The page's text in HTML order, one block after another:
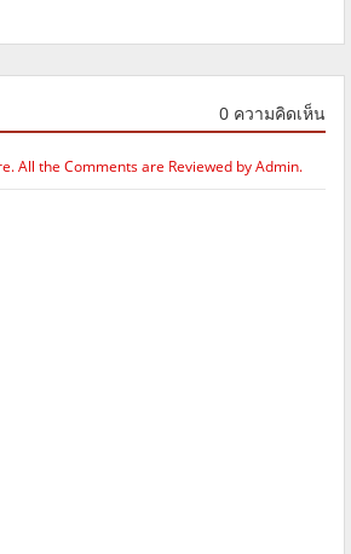
0 ความคิดเห็น
All the Comments are Reviewed by Admin.